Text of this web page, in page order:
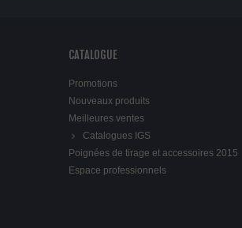
CATALOGUE
Promotions
Nouveaux produits
Meilleures ventes
Catalogues IGS
Poignées de tirage et accessoires 2015
Espace professionnels